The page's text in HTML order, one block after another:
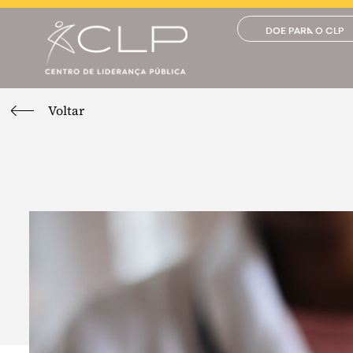
DOE PARA O CLP
Voltar